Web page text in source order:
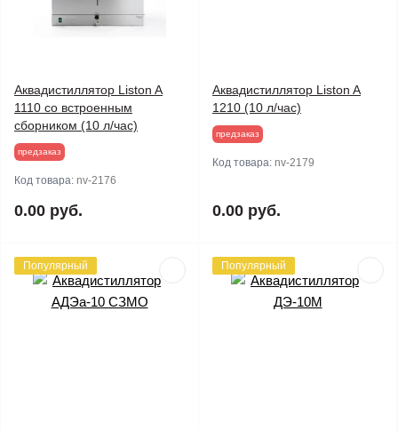
Аквадистиллятор Liston A
1110 со встроенным
сборником (10 л/час)
предзаказ
Код товара: nv-2176
0.00 руб.
Аквадистиллятор Liston A
1210 (10 л/час)
предзаказ
Код товара: nv-2179
0.00 руб.
Популярный Популярный